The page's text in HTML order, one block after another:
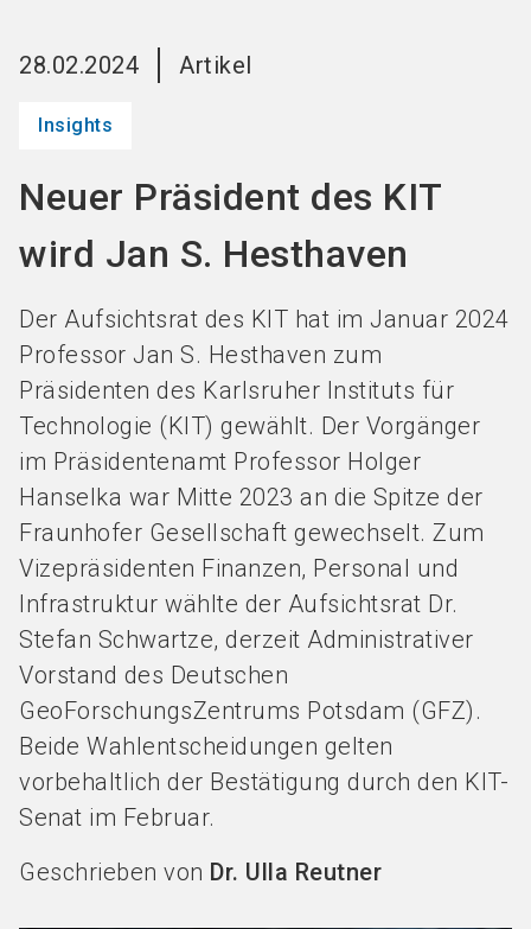
werden
28.02.2024 Artikel
Insights
Neuer Präsident des KIT
wird Jan S. Hesthaven
Der Aufsichtsrat des KIT hat im Januar 2024
Professor Jan S. Hesthaven zum
Präsidenten des Karlsruher Instituts für
Technologie (KIT) gewählt. Der Vorgänger
im Präsidentenamt Professor Holger
Hanselka war Mitte 2023 an die Spitze der
Fraunhofer Gesellschaft gewechselt. Zum
Vizepräsidenten Finanzen, Personal und
Infrastruktur wählte der Aufsichtsrat Dr.
Stefan Schwartze, derzeit Administrativer
Vorstand des Deutschen
GeoForschungsZentrums Potsdam (GFZ).
Beide Wahlentscheidungen gelten
vorbehaltlich der Bestätigung durch den KIT-
Senat im Februar.
Geschrieben von Dr. Ulla Reutner